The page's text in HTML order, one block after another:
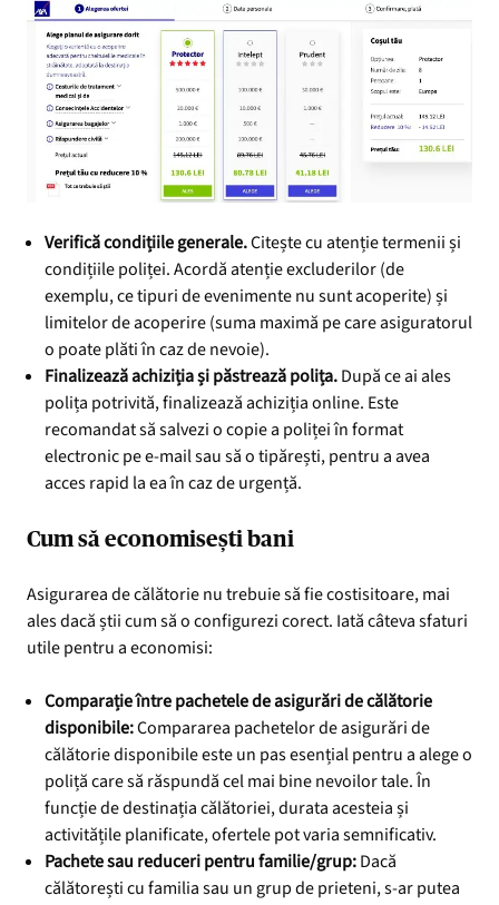
Verifică condițiile generale.Citește cu atenție termenii și
condițiile poliței. Acordă atenție excluderilor (de
exemplu, ce tipuri de evenimente nu sunt acoperite) și
limitelor de acoperire (suma maximă pe care asiguratorul
o poate plăti în caz de nevoie).
Finalizează achiziția și păstrează polița.După ce ai ales
polița potrivită, finalizează achiziția online. Este
recomandat să salvezi o copie a poliței în format
electronic pe e-mail sau să o tipărești, pentru a avea
acces rapid la ea în caz de urgență.
Cum să economisești bani
Asigurarea de călătorie nu trebuie să fie costisitoare, mai
ales dacă știi cum să o configurezi corect. Iată câteva sfaturi
utile pentru a economisi:
Comparație între pachetele de asigurări de călătorie
disponibile:Compararea pachetelor de asigurări de
călătorie disponibile este un pas esențial pentru a alege o
poliță care să răspundă cel mai bine nevoilor tale. În
funcție de destinația călătoriei, durata acesteia și
activitățile planificate, ofertele pot varia semnificativ.
Pachete sau reduceri pentru familie/grup:Dacă
călătorești cu familia sau un grup de prieteni, s-ar putea